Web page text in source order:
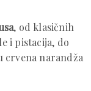
, od klasičnih
i pistacija, do
crvena narandža